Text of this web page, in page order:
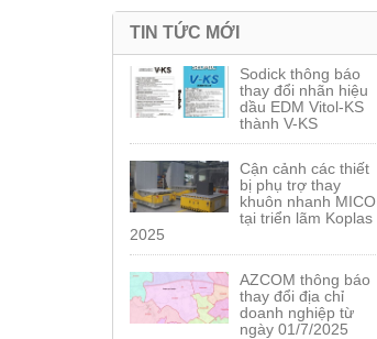
TIN TỨC MỚI
Sodick thông báo
thay đổi nhãn hiệu
dầu EDM Vitol-KS
thành V-KS
Cận cảnh các thiết
bị phụ trợ thay
khuôn nhanh MICO
tại triển lãm Koplas
2025
AZCOM thông báo
thay đổi địa chỉ
doanh nghiệp từ
ngày 01/7/2025